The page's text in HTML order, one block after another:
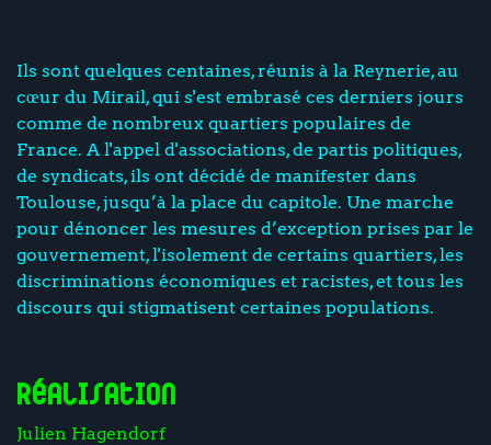
Ils sont quelques centaines, réunis à la Reynerie, au
cœur du Mirail, qui s'est embrasé ces derniers jours
comme de nombreux quartiers populaires de
France. A l'appel d'associations, de partis politiques,
de syndicats, ils ont décidé de manifester dans
Toulouse, jusqu’à la place du capitole. Une marche
pour dénoncer les mesures d’exception prises par le
gouvernement, l'isolement de certains quartiers, les
discriminations économiques et racistes, et tous les
discours qui stigmatisent certaines populations.
Réalisation
Julien Hagendorf